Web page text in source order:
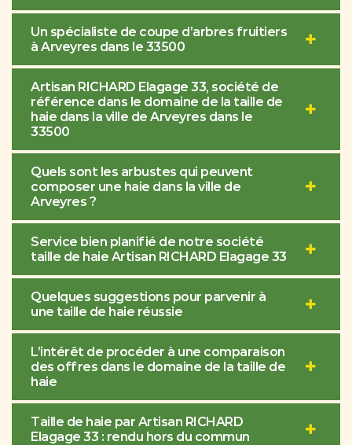
Un spécialiste de coupe d’arbres fruitiers
à Arveyres dans le 33500
Artisan RICHARD Elagage 33, société de
référence dans le domaine de la taille de
haie dans la ville de Arveyres dans le
33500
Quels sont les arbustes qui peuvent
composer une haie dans la ville de
Arveyres ?
Service bien planifié de notre société
taille de haie Artisan RICHARD Elagage 33
Quelques suggestions pour parvenir à
une taille de haie réussie
L’intérêt de procéder à une comparaison
des offres dans le domaine de la taille de
haie
Taille de haie par Artisan RICHARD
Elagage 33 : rendu hors du commun